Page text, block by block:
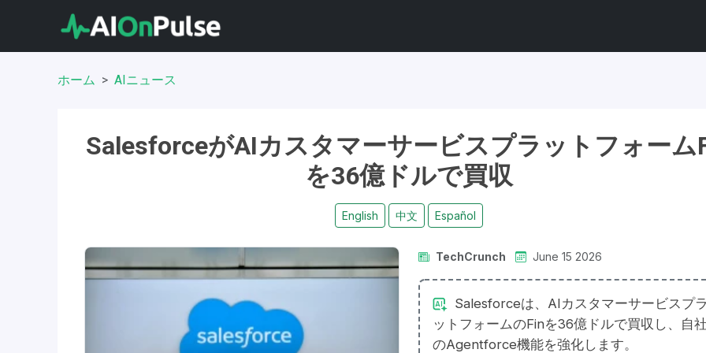
ホーム AIニュース
SalesforceがAIカスタマーサービスプラットフォーム
を36億ドルで買収
English 中文 Español
TechCrunch June 15 2026
Salesforceは、AIカスタマーサービスプ
ットフォームのFinを36億ドルで買収し、自
のAgentforce機能を強化します。